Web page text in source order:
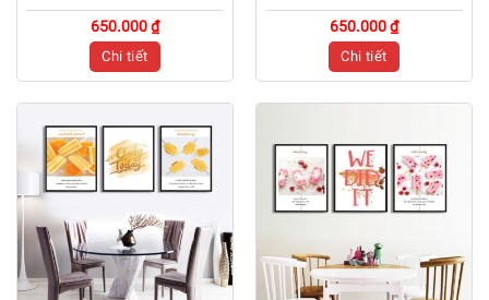
650.000 ₫
Chi tiết
650.000 ₫
Chi tiết